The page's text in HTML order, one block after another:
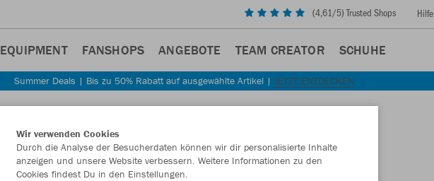
(4,61/5) Trusted Shops Hilfe
EQUIPMENT FANSHOPS ANGEBOTE TEAM CREATOR SCHUHE
Summer Deals | Bis zu 50% Rabatt auf ausgewählte Artikel | JETZT ENTDECKEN
Wir verwenden Cookies
Durch die Analyse der Besucherdaten können wir dir personalisierte Inhalte
anzeigen und unsere Website verbessern. Weitere Informationen zu den
Cookies findest Du in den Einstellungen.